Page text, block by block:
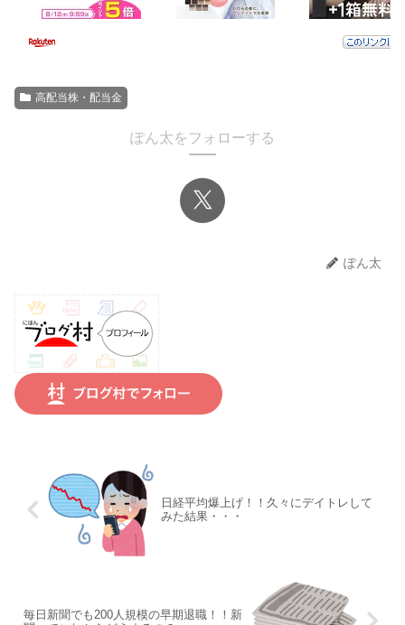
高配当株・配当金
ぽん太をフォローする
ぽん太
日経平均爆上げ！！久々にデイトレして
みた結果・・・
毎日新聞でも200人規模の早期退職！！新